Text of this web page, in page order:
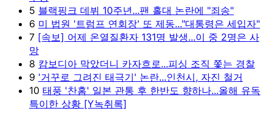
5 블랙핑크 데뷔 10주년...팬 홀대 논란에 "죄송"
6 미 법원 '트럼프 연회장' 또 제동..."대통령은 세입자"
7 [속보] 어제 온열질환자 131명 발생...이 중 2명은 사
망
8 캄보디아 막았더니 카자흐로...피싱 조직 쫓는 경찰
9 '거꾸로 그려진 태극기' 논란...인천시, 자진 철거
10 태풍 '찬홈' 일본 관통 후 한반도 향하나...올해 유독
특이한 상황 [Y녹취록]